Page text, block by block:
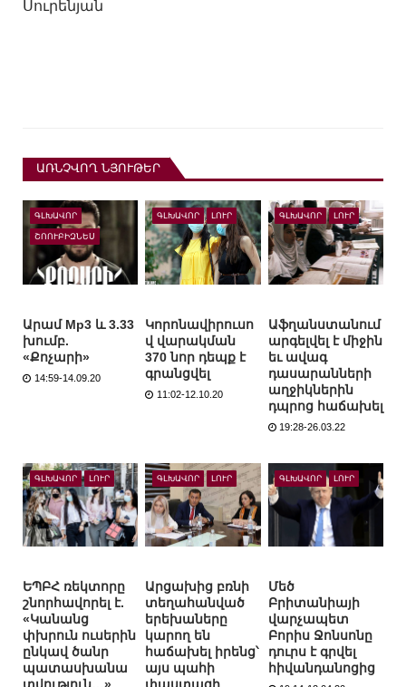
Սուրենյան
ԱՌՆՉՎՈՂ ՆՅՈՒԹԵՐ
ԳԼԽԱՎՈՐ
ՇՈՈՒԲԻԶՆԵՍ
Արամ Mp3 և 3.33
խումբ.
«Քոչարի»
14:59-14.09.20
ԳԼԽԱՎՈՐ ԼՈՒՐ
Կորոնավիրուսո
վ վարակման
370 նոր դեպք է
գրանցվել
11:02-12.10.20
ԳԼԽԱՎՈՐ ԼՈՒՐ
Աֆղանստանում
արգելվել է միջին
եւ ավագ
դասարանների
աղջիկներին
դպրոց հաճախել
19:28-26.03.22
ԳԼԽԱՎՈՐ ԼՈՒՐ
ԵՊԲՀ ռեկտորը
շնորհավորել է.
«Կանանց
փխրուն ուսերին
ընկավ ծանր
պատասխանա
ԳԼԽԱՎՈՐ ԼՈՒՐ
Արցախից բռնի
տեղահանված
երեխաները
կարող են
հաճախել իրենց՝
այս պահի
ԳԼԽԱՎՈՐ ԼՈՒՐ
Մեծ
Բրիտանիայի
վարչապետ
Բորիս Ջոնսոնը
դուրս է գրվել
հիվանդանոցից